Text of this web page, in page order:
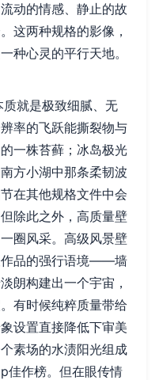
动的情感、静止的故
这两种规格的影像，
种心灵的平行天地。
就是极致细腻、无
率的飞跃能撕裂物与
一株苔藓；冰岛极光
方小湖中那条柔韧波
在其他规格文件中会
除此之外，高质量壁
圈风采。高级风景壁
作品的强行语境——墙
朗构建出一个宇宙，
有时候纯粹质量带给
设置直接降低下审美
素场的水渍阳光组成
佳作榜。但在眼传情